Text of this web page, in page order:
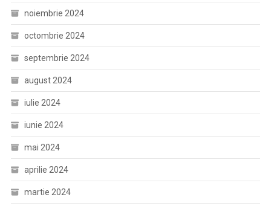
noiembrie 2024
octombrie 2024
septembrie 2024
august 2024
iulie 2024
iunie 2024
mai 2024
aprilie 2024
martie 2024